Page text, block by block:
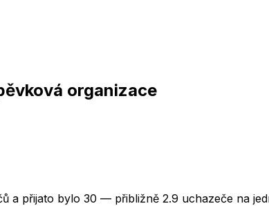
organizace
a přijato bylo 30 — přibližně 2.9 uchazeče na